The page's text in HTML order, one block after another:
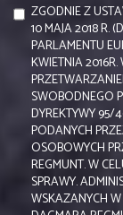
ZGODNIE Z
10 MAJA 2018 R.
PARLAMENTU
KWIETNIA
SWOBODNEGO
DYREKTYWY
PODANYCH
OSOBOWYCH
REGMUNT. W
SPRAWY.
WSKAZANYCH